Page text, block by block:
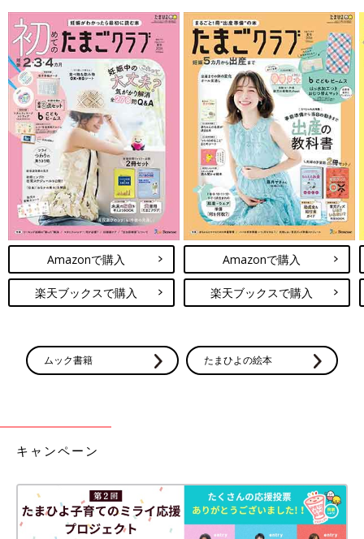
を購入。足首の後ろはゴムで伸びるからサッと履けて歩きやす
デに馴染んでとても可愛いとのこと。お値段もプチプラ価格で嬉
しいですよね。
Amazonで購入
楽天ブックスで購入
Amazonで購入
楽天ブックスで購入
ムック書籍 たまひよの絵本
キャンペーン